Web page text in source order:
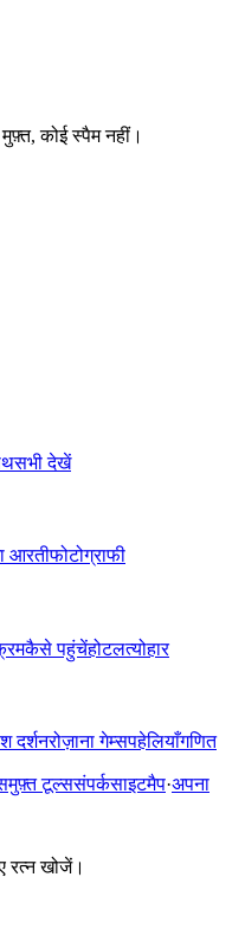
कोई स्पैम नहीं।
सभी देखें
आरतीफोटोग्राफी
कैसे पहुंचेंहोटलत्योहार
दर्शनरोज़ाना गेम्सपहेलियाँगणित
मुफ़्त टूल्ससंपर्कसाइटमैप·अपना
रत्न खोजें।